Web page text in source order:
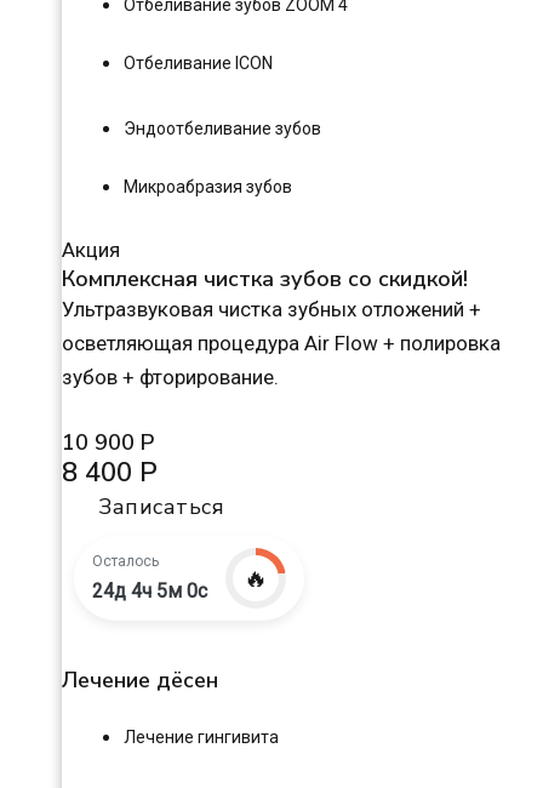
Отбеливание зубов ZOOM 4
Отбеливание ICON
Эндоотбеливание зубов
Микроабразия зубов
Акция
Комплексная чистка зубов со скидкой!
Ультразвуковая чистка зубных отложений +
осветляющая процедура Air Flow + полировка
зубов + фторирование.
10 900 Р
8 400 Р
Записаться
Осталось
24д 4ч 4м 59с 🔥
Лечение дёсен
Лечение гингивита